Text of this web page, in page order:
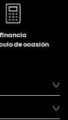
financia
de ocasión